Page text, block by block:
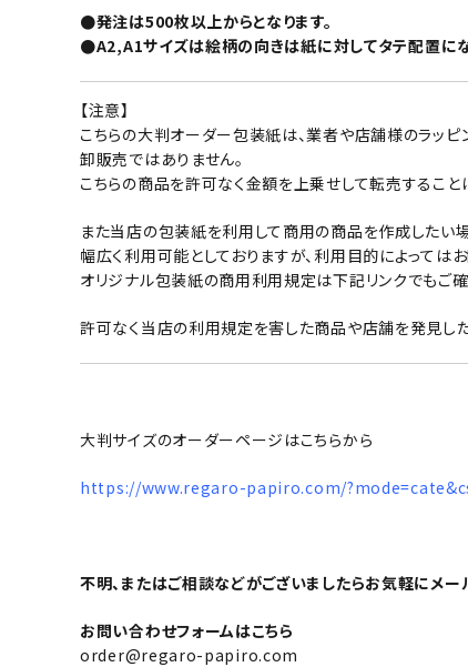
●発注は500枚以上からとなります。
●A2,A1サイズは絵柄の向きは紙に対してタテ配置にな
【注意】
こちらの大判オーダー包装紙は、業者や店舗様のラッ
卸販売ではありません。
こちらの商品を許可なく金額を上乗せして転売すること
また当店の包装紙を利用して商用の商品を作成したい
幅広く利用可能としておりますが、利用目的によっては
オリジナル包装紙の商用利用規定は下記リンクでもご
許可なく当店の利用規定を害した商品や店舗を発見し
大判サイズのオーダーページはこちらから
https://www.regaro-papiro.com/
不明、またはご相談などがございましたらお気軽にメー
お問い合わせフォームはこちら
order@regaro-papiro.com